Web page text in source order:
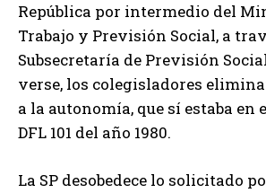
República por intermedio del
Trabajo y Previsión Social, a
Subsecretaría de Previsión
verse, los colegisladores
a la autonomía, que sí estaba en
DFL 101 del año 1980.
La SP desobedece lo solicitado